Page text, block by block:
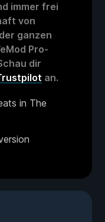
immer frei
von
ganzen
Pro-
dir
an.
in The